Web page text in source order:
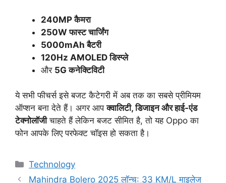
240MP कैमरा
250W फास्ट चार्जिंग
5000mAh बैटरी
120Hz AMOLED डिस्प्ले
और 5G कनेक्टिविटी
ये सभी फीचर्स इसे बजट कैटेगरी में अब तक का सबसे प्रीमियम
ऑप्शन बना देते हैं। अगर आपक्वालिटी, डिजाइन और हाई-एंड
टेक्नोलॉजीचाहते हैं लेकिन बजट सीमित है, तो यह Oppo का
फोन आपके लिए परफेक्ट चॉइस हो सकता है।
Categories
Technology
Mahindra Bolero 2025 लॉन्च: 33 KM/L माइलेज